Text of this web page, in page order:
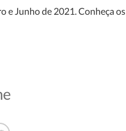
e Junho de 2021. Conheça os